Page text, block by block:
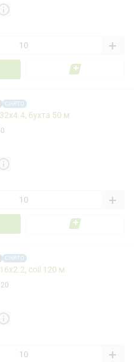
+
СНЯТО
бухта 50 м
+
СНЯТО
coil 120 м
+